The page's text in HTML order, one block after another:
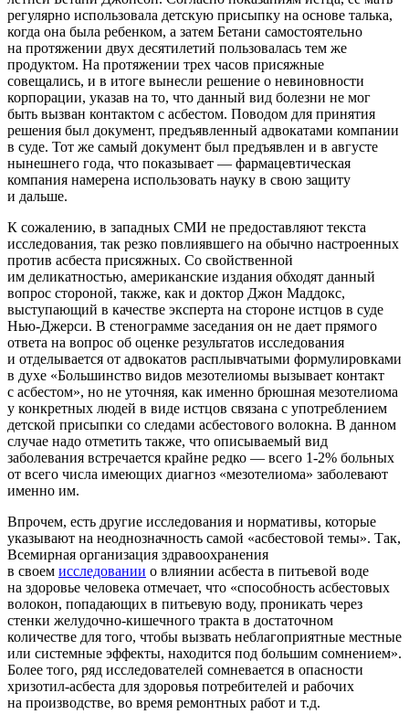
регулярно использовала детскую присыпку на основе талька,
когда она была ребенком, а затем Бетани самостоятельно
на протяжении двух десятилетий пользовалась тем же
продуктом. На протяжении трех часов присяжные
совещались, и в итоге вынесли решение о невиновности
корпорации, указав на то, что данный вид болезни не мог
быть вызван контактом с асбестом. Поводом для принятия
решения был документ, предъявленный адвокатами компании
в суде. Тот же самый документ был предъявлен и в августе
нынешнего года, что показывает — фармацевтическая
компания намерена использовать науку в свою защиту
и дальше.
К сожалению, в западных СМИ не предоставляют текста
исследования, так резко повлиявшего на обычно настроенных
против асбеста присяжных. Со свойственной
им деликатностью, американские издания обходят данный
вопрос стороной, также, как и доктор Джон Маддокс,
выступающий в качестве эксперта на стороне истцов в суде
Нью-Джерси. В стенограмме заседания он не дает прямого
ответа на вопрос об оценке результатов исследования
и отделывается от адвокатов расплывчатыми формулировками
в духе «Большинство видов мезотелиомы вызывает контакт
с асбестом», но не уточняя, как именно брюшная мезотелиома
у конкретных людей в виде истцов связана с употреблением
детской присыпки со следами асбестового волокна. В данном
случае надо отметить также, что описываемый вид
заболевания встречается крайне редко — всего 1-2% больных
от всего числа имеющих диагноз «мезотелиома» заболевают
именно им.
Впрочем, есть другие исследования и нормативы, которые
указывают на неоднозначность самой «асбестовой темы». Так,
Всемирная организация здравоохранения
в своем исследовании о влиянии асбеста в питьевой воде
на здоровье человека отмечает, что «способность асбестовых
волокон, попадающих в питьевую воду, проникать через
стенки желудочно-кишечного тракта в достаточном
количестве для того, чтобы вызвать неблагоприятные местные
или системные эффекты, находится под большим сомнением».
Более того, ряд исследователей сомневается в опасности
хризотил-асбеста для здоровья потребителей и рабочих
на производстве, во время ремонтных работ и т.д.